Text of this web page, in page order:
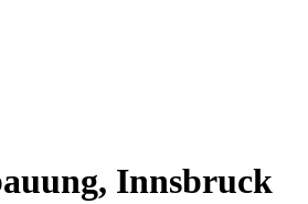
Innsbruck